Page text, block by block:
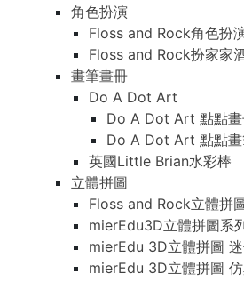
角色扮演
Floss and Rock角色扮
Floss and Rock扮家家
畫筆畫冊
Do A Dot Art
Do A Dot Art 點點
Do A Dot Art 點點
英國Little Brian水彩棒
立體拼圖
Floss and Rock立體拼
mierEdu3D立體拼圖系
mierEdu 3D立體拼圖
mierEdu 3D立體拼圖